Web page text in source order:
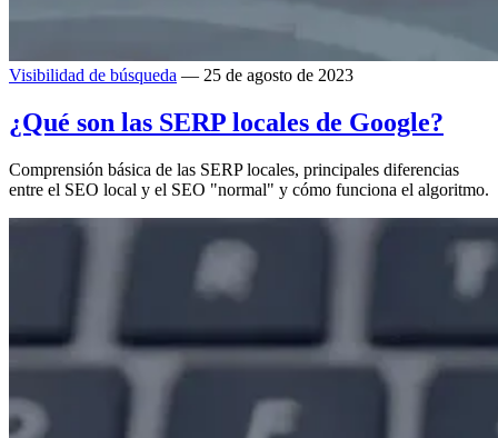
Visibilidad de búsqueda — 25 de agosto de 2023
¿Qué son las SERP locales de Google?
Comprensión básica de las SERP locales, principales diferencias
entre el SEO local y el SEO "normal" y cómo funciona el algoritmo.